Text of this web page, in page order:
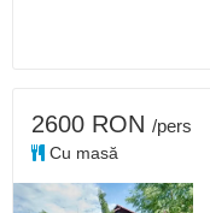
2600 RON /pers
Cu masă